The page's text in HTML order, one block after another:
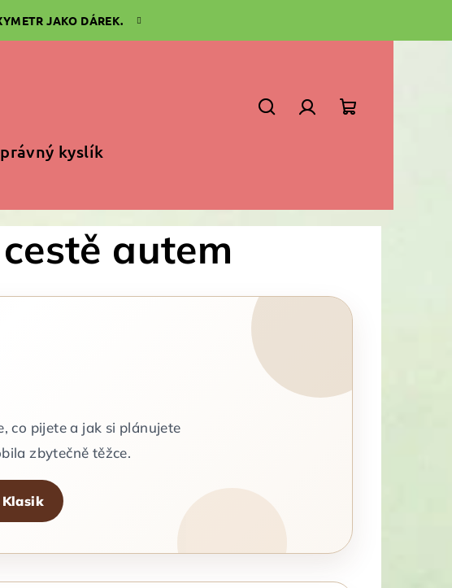
JAKO DÁREK.
kyslík
autem
co pijete a jak si plánujete
zbytečně těžce.